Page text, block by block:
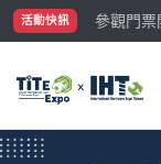
活動快訊
參觀門票
最大規模